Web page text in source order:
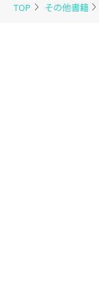
TOP その他書籍